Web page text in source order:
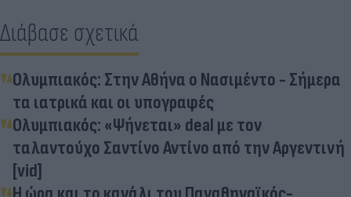
Διάβασε σχετικά
Ολυμπιακός: Στην Αθήνα ο Νασιμέντο - Σήμερα
τα ιατρικά και οι υπογραφές
Ολυμπιακός: «Ψήνεται» deal με τον
ταλαντούχο Σαντίνο Αντίνο από την Αργεντινή
[vid]